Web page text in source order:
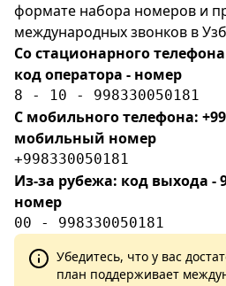
формате набора номеров и
международных звонков в
Со стационарного телефона
код оператора - номер
8 - 10 - 998330050181
С мобильного телефона:
мобильный номер
+998330050181
Из-за рубежа: код выхода -
номер
00 - 998330050181
Убедитесь, что у вас
план поддерживает